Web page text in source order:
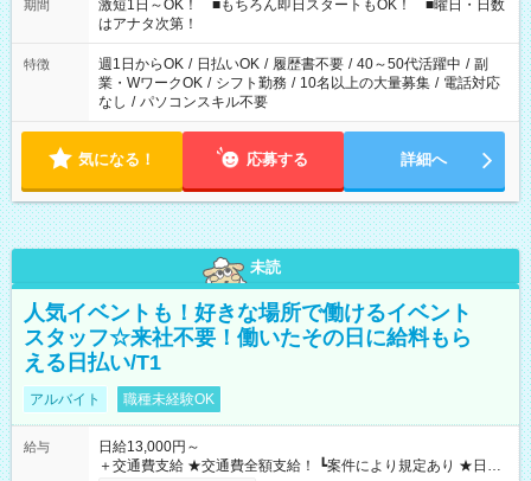
期間
激短1日～OK！ ■もちろん即日スタートもOK！ ■曜日・日数
はアナタ次第！
特徴 週1日からOK / 日払いOK / 履歴書不要 / 40～50代活躍中 / 副
業・WワークOK / シフト勤務 / 10名以上の大量募集 / 電話対応
なし / パソコンスキル不要
気になる！ 応募する 詳細へ
未読
人気イベントも！好きな場所で働けるイベント
スタッフ☆来社不要！働いたその日に給料もら
える日払い/T1
アルバイト 職種未経験OK
給与
日給13,000円～
＋交通費支給 ★交通費全額支給！ ┗案件により規定あり ★日払